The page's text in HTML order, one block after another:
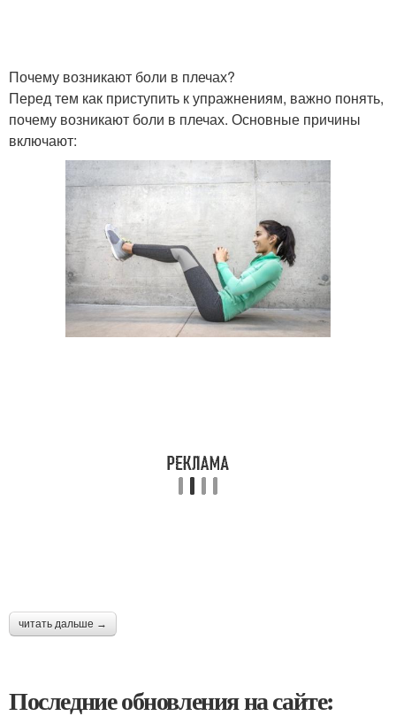
Почему возникают боли в плечах?
Перед тем как приступить к упражнениям, важно понять,
почему возникают боли в плечах. Основные причины
включают:
читать дальше →
Последние обновления на сайте: